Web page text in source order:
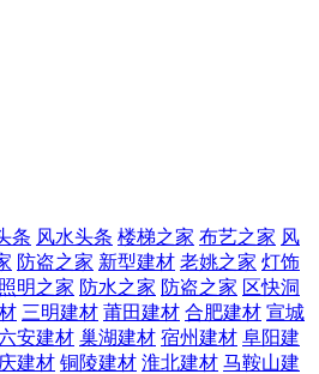
条 风水头条 楼梯之家 布艺之家 风
防盗之家 新型建材 老姚之家 灯饰
照明之家 防水之家 防盗之家 区快洞
三明建材 莆田建材 合肥建材 宣城
六安建材 巢湖建材 宿州建材 阜阳建
建材 铜陵建材 淮北建材 马鞍山建